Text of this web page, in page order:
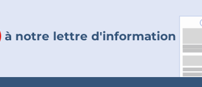
à notre lettre d'information